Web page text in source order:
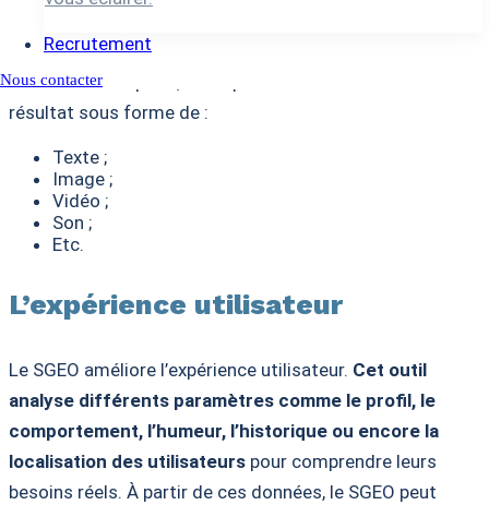
Recrutement
Nous contacter
données structurées ou non. Lorsque l’utilisateur
formule une requête, l’outil peut alors transformer le
résultat sous forme de :
Texte ;
Image ;
Vidéo ;
Son ;
Etc.
L’expérience utilisateur
Le SGEO améliore l’expérience utilisateur. Cet outil
analyse différents paramètres comme le profil, le
comportement, l’humeur, l’historique ou encore la
localisation des utilisateurs pour comprendre leurs
besoins réels. À partir de ces données, le SGEO peut